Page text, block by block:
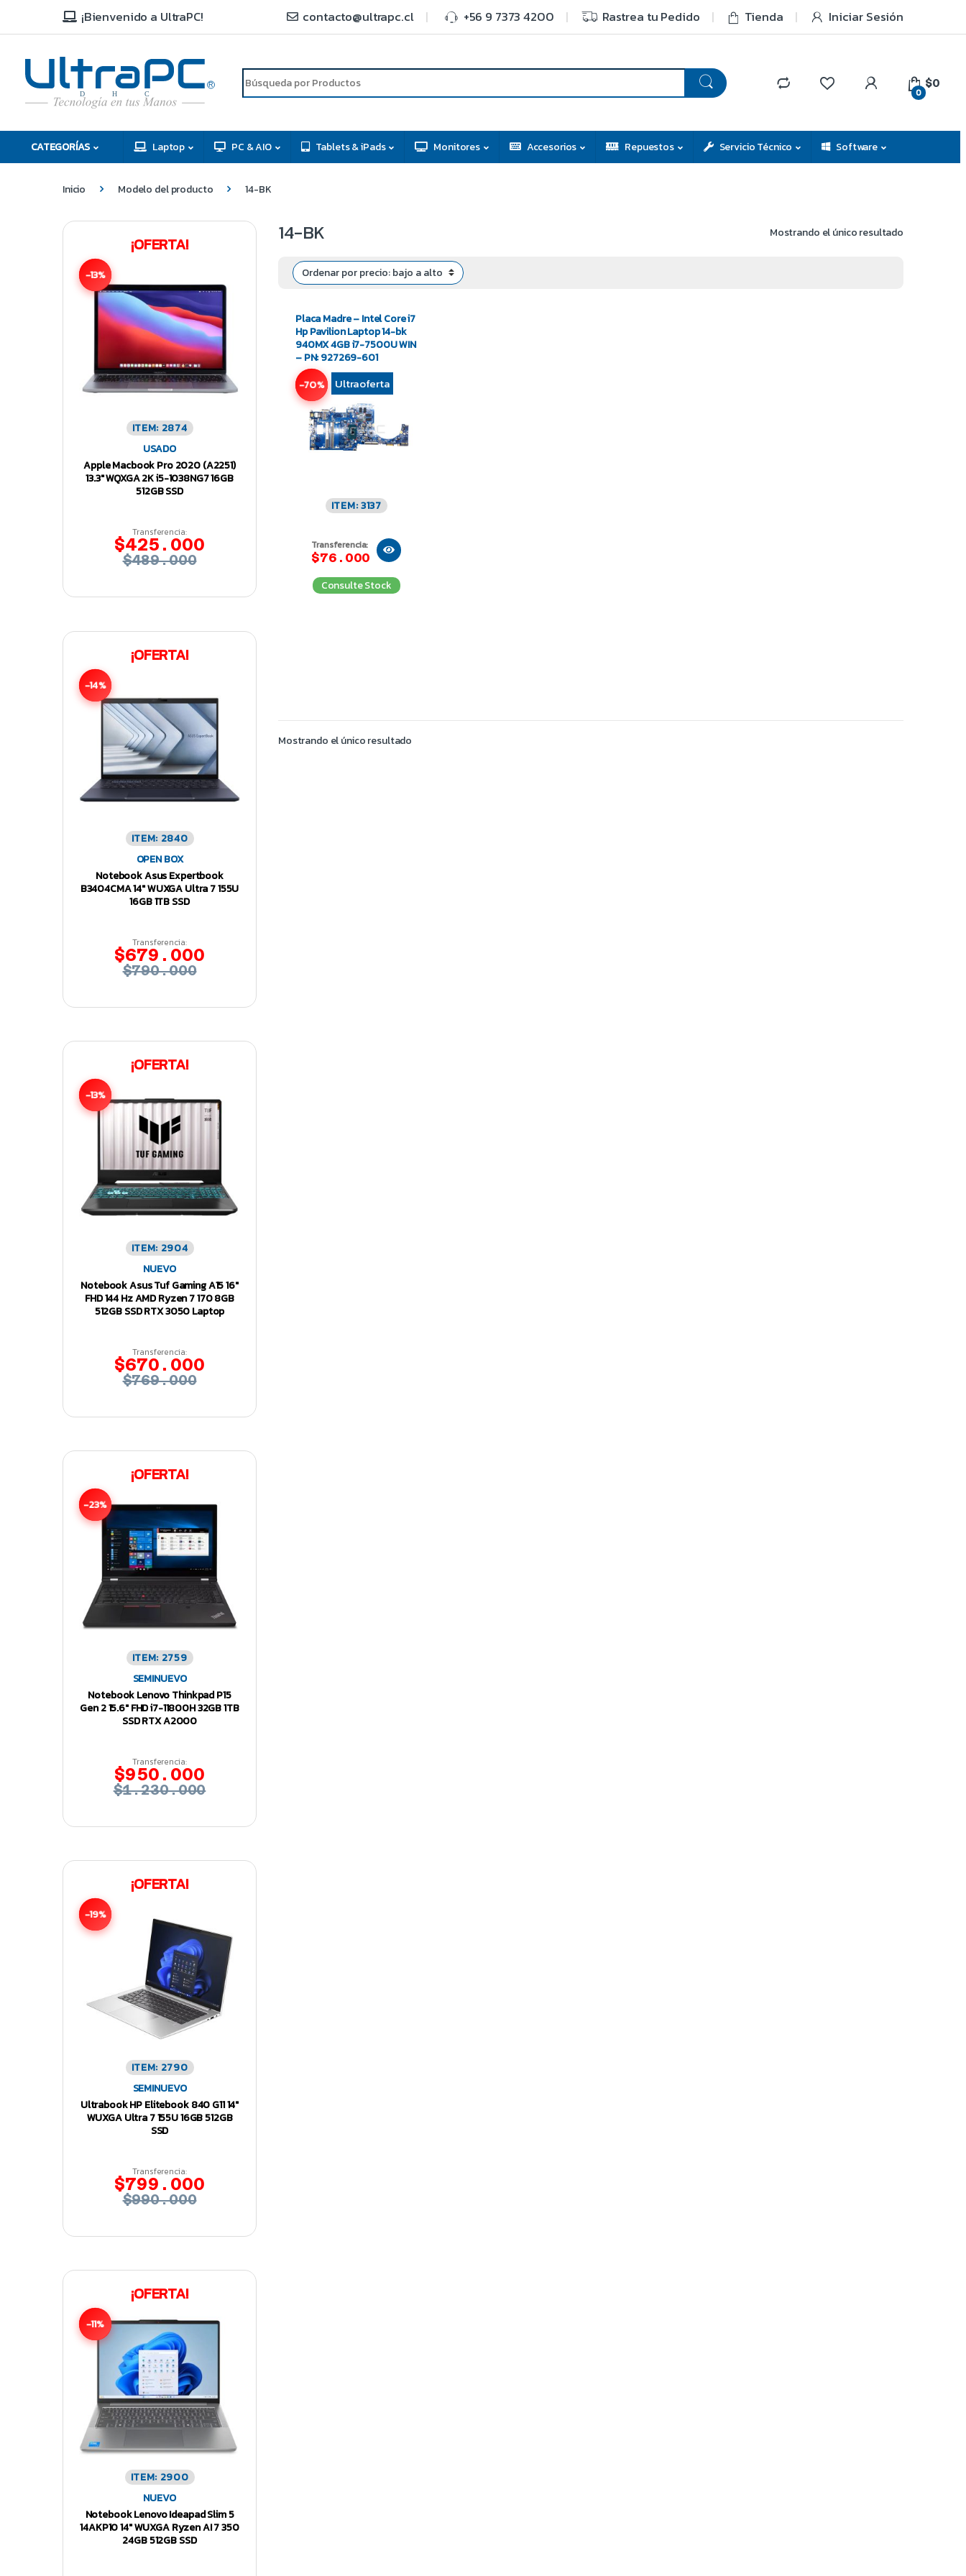
¡Bienvenido a UltraPC! contacto@ultrapc.cl +56 9 7373 4200 Rastrea tu Pedido Tienda Iniciar Sesión
C
H
D
R
0
$0
CATEGORÍAS Laptop PC & AIO Tablets & iPads Monitores Accesorios Repuestos Servicio Técnico Software
Inicio Modelo del producto 14-BK
14-BK Mostrando el único resultado
Placa Madre – Intel Core i7
Hp Pavilion Laptop 14-bk
940MX 4GB i7-7500U WIN
– PN: 927269-601
-70% Ultraoferta
ITEM: 3137
Transferencia:
$76.000
Consulte Stock
Mostrando el único resultado
¡OFERTA!
-13%
ITEM: 2874
USADO
Apple Macbook Pro 2020 (A2251)
13.3″ WQXGA 2K i5-1038NG7 16GB
512GB SSD
Transferencia:
$425.000
$489.000
¡OFERTA!
-14%
ITEM: 2840
OPEN BOX
Notebook Asus Expertbook
B3404CMA 14″ WUXGA Ultra 7 155U
16GB 1TB SSD
Transferencia:
$679.000
$790.000
¡OFERTA!
-13%
ITEM: 2904
NUEVO
Notebook Asus Tuf Gaming A15 16″
FHD 144 Hz AMD Ryzen 7 170 8GB
512GB SSD RTX 3050 Laptop
Transferencia:
$670.000
$769.000
¡OFERTA!
-23%
ITEM: 2759
SEMINUEVO
Notebook Lenovo Thinkpad P15
Gen 2 15.6″ FHD i7-11800H 32GB 1TB
SSD RTX A2000
Transferencia:
$950.000
$1.230.000
¡OFERTA!
-19%
ITEM: 2790
SEMINUEVO
Ultrabook HP Elitebook 840 G11 14″
WUXGA Ultra 7 155U 16GB 512GB
SSD
Transferencia:
$799.000
$990.000
¡OFERTA!
-11%
ITEM: 2900
NUEVO
Notebook Lenovo Ideapad Slim 5
14AKP10 14″ WUXGA Ryzen AI 7 350
24GB 512GB SSD